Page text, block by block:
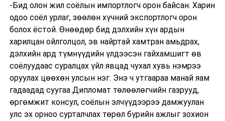
-Бид олон жил соёлын импортлогч орон байсан. Харин
одоо соёл урлаг, зөөлөн хүчний экспортлогч орон
болох ёстой. Өнөөдөр бид дэлхийн хүн ардын
харилцан ойлголцол, эв найртай хамтран амьдрах,
дэлхийн ард түмнүүдийн үлдээсэн гайхамшигт өв
соёлуудаас суралцах үйл явцад чухал хувь нэмрээ
оруулах цөөхөн улсын нэг. Энэ ч утгаараа манай яам
гадаадад суугаа Дипломат төлөөлөгчийн газрууд,
өргөмжит консул, соёлын элчүүдээрээ дамжуулан
улс эх орноо сурталчлах төрөл бүрийн ажлыг зохион